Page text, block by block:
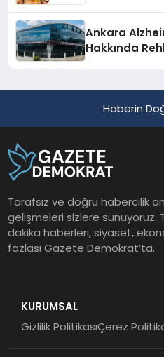
Ankara
Hakkında
Haberin
Tarafsız ve doğru habercilik
gelişmeleri sizlere sunuyoruz.
dakika haberleri, siyaset,
fazlası Gazete Demokrat’ta.
KURUMSAL
Gizlilik PolitikasıÇerez